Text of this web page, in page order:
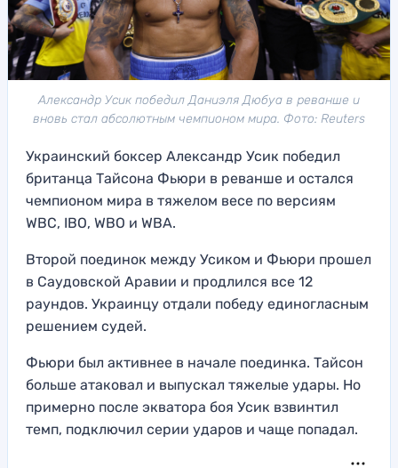
Александр Усик победил Даниэля Дюбуа в реванше и
вновь стал абсолютным чемпионом мира. Фото: Reuters
Украинский боксер Александр Усик победил
британца Тайсона Фьюри в реванше и остался
чемпионом мира в тяжелом весе по версиям
WBC, IBO, WBO и WBA.
Второй поединок между Усиком и Фьюри прошел
в Саудовской Аравии и продлился все 12
раундов. Украинцу отдали победу единогласным
решением судей.
Фьюри был активнее в начале поединка. Тайсон
больше атаковал и выпускал тяжелые удары. Но
примерно после экватора боя Усик взвинтил
темп, подключил серии ударов и чаще попадал.